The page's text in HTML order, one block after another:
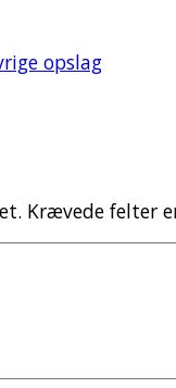
opslag
Krævede felter